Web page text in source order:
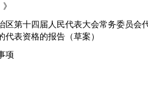
区第十四届人民代表大会常务委员会
表资格的报告（草案）
项